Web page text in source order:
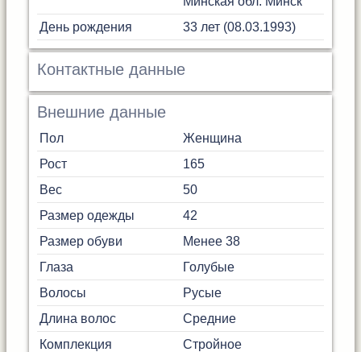
День рождения
33 лет (08.03.1993)
Контактные данные
Внешние данные
Пол
Женщина
Рост
165
Вес
50
Размер одежды
42
Размер обуви
Менее 38
Глаза
Голубые
Волосы
Русые
Длина волос
Средние
Комплекция
Стройное